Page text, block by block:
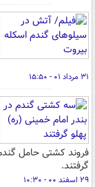
۳۱ مرداد ۰۱ - ۱۵:۵۰
فروند کشتی حامل
گرفتند.
۲۹ اسفند ۰۰ - ۱۰:۳۰